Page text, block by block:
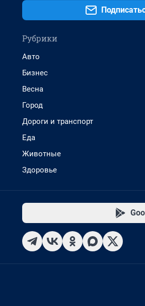
Рубрики
Авто
Бизнес
Весна
Город
Дороги и транспорт
Еда
Животные
Здоровье